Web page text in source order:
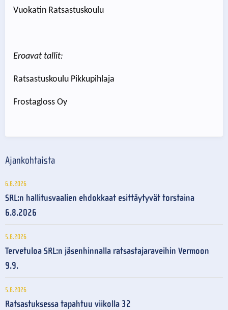
Vuokatin Ratsastuskoulu
Eroavat tallit:
Ratsastuskoulu Pikkupihlaja
Frostagloss Oy
Ajankohtaista
6.8.2026
SRL:n hallitusvaalien ehdokkaat esittäytyvät torstaina
6.8.2026
5.8.2026
Tervetuloa SRL:n jäsenhinnalla ratsastajaraveihin Vermoon
9.9.
5.8.2026
Ratsastuksessa tapahtuu viikolla 32